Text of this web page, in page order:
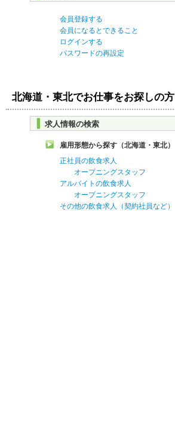
会員登録する
会員になるとできること
ログインする
パスワードの再設定
北海道・東北でお仕事をお探しの方
求人情報の検索
雇用形態から探す（北海道・東北）
正社員の飲食求人
オープニングスタッフ
アルバイトの飲食求人
オープニングスタッフ
その他の飲食求人（契約社員など）